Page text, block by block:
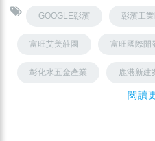
GOOGLE彰濱 彰濱工
富旺艾美莊園 富旺國際開
彰化水五金產業 鹿港新建
閱讀